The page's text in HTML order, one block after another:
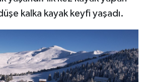
kalka kayak keyfi yaşadı.